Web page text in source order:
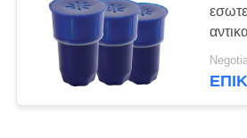
νερού